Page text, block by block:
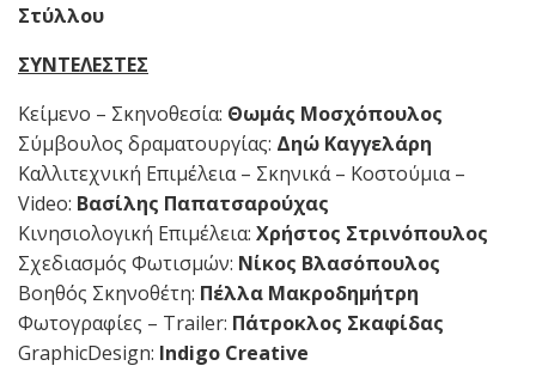
Στύλλου
ΣΥΝΤΕΛΕΣΤΕΣ
Κείμενο – Σκηνοθεσία: Θωμάς Μοσχόπουλος
Σύμβουλος δραματουργίας: Δηώ Καγγελάρη
Καλλιτεχνική Επιμέλεια – Σκηνικά – Κοστούμια –
Video: Βασίλης Παπατσαρούχας
Κινησιολογική Επιμέλεια: Χρήστος Στρινόπουλος
Σχεδιασμός Φωτισμών: Νίκος Βλασόπουλος
Βοηθός Σκηνοθέτη: Πέλλα Μακροδημήτρη
Φωτογραφίες – Trailer: Πάτροκλος Σκαφίδας
GraphicDesign: Indigo Creative